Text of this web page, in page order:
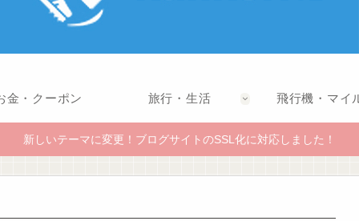
金・クーポン 旅行・生活 飛行機・マイ
新しいテーマに変更！ブログサイトのSSL化に対応しました！